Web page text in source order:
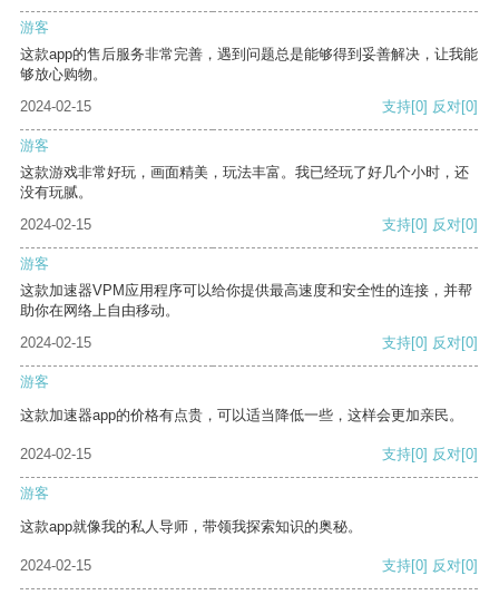
游客
这款app的售后服务非常完善，遇到问题总是能够得到妥善解决，让我能
够放心购物。
2024-02-15
支持[0] 反对[0]
游客
这款游戏非常好玩，画面精美，玩法丰富。我已经玩了好几个小时，还
没有玩腻。
2024-02-15
支持[0] 反对[0]
游客
这款加速器VPM应用程序可以给你提供最高速度和安全性的连接，并帮
助你在网络上自由移动。
2024-02-15
支持[0] 反对[0]
游客
这款加速器app的价格有点贵，可以适当降低一些，这样会更加亲民。
2024-02-15 支持[0] 反对[0]
游客
这款app就像我的私人导师，带领我探索知识的奥秘。
2024-02-15 支持[0] 反对[0]